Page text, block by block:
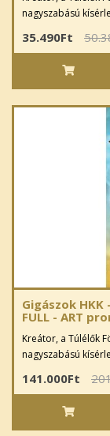
nagyszabású
35.490Ft
Gigászok HKK
FULL - ART
Kreátor, a Túlélők
nagyszabású
141.000Ft